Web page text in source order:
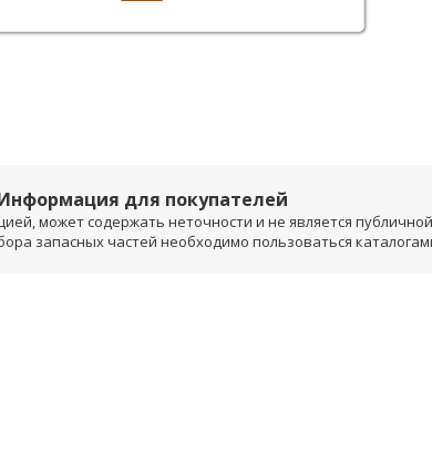
для покупателей
может содержать неточности и не является
запасных частей необходимо пользоваться